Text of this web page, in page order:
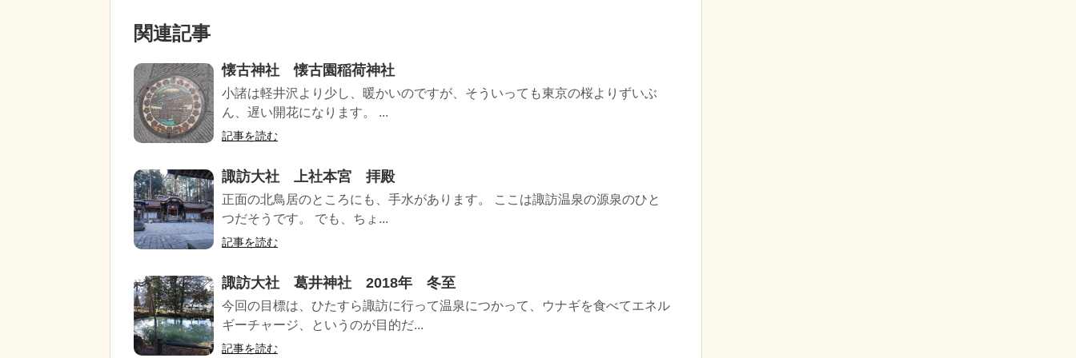
関連記事
懐古神社 懐古園稲荷神社
小諸は軽井沢より少し、暖かいのですが、そういっても東京の桜よりずいぶ
ん、遅い開花になります。 ...
記事を読む
諏訪大社 上社本宮 拝殿
正面の北鳥居のところにも、手水があります。 ここは諏訪温泉の源泉のひと
つだそうです。 でも、ちょ...
記事を読む
諏訪大社 葛井神社 2018年 冬至
今回の目標は、ひたすら諏訪に行って温泉につかって、ウナギを食べてエネル
ギーチャージ、というのが目的だ...
記事を読む